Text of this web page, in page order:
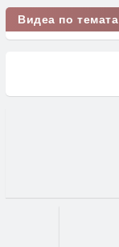
Видеа по темата